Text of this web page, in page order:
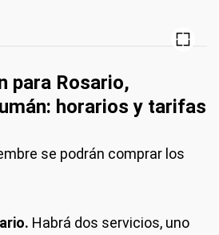
para Rosario,
horarios y tarifas
se podrán comprar los
Habrá dos servicios, uno